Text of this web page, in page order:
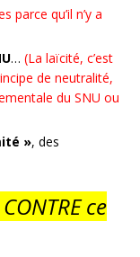
parce qu’il n’y a
… (La laïcité, c’est
de neutralité,
du SNU ou
», des
ce